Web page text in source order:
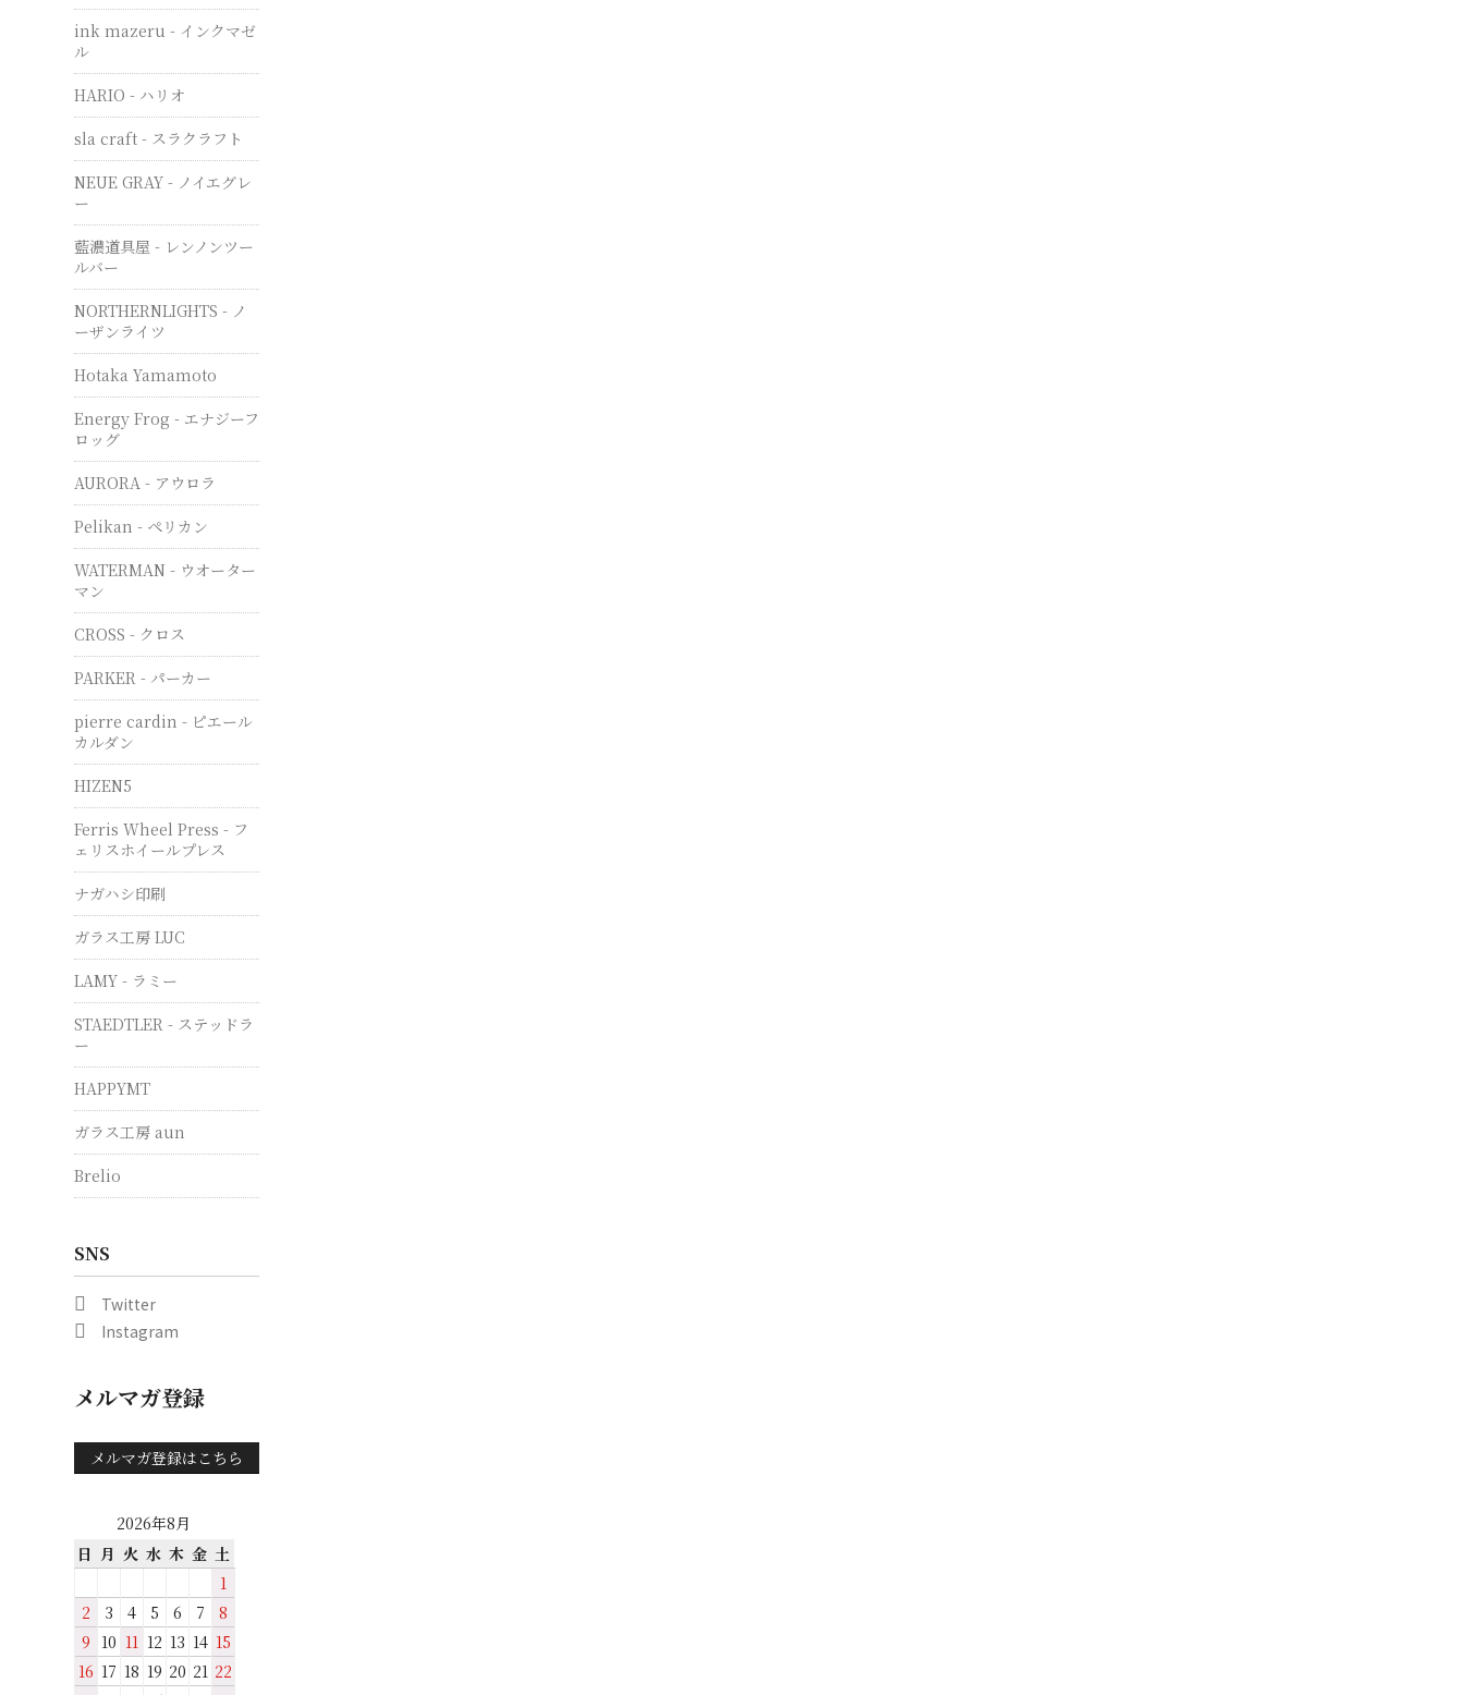
ink mazeru - インクマゼ
ル
HARIO - ハリオ
sla craft - スラクラフト
NEUE GRAY - ノイエグレ
ー
藍濃道具屋 - レンノンツー
ルバー
NORTHERNLIGHTS - ノ
ーザンライツ
Hotaka Yamamoto
Energy Frog - エナジーフ
ロッグ
AURORA - アウロラ
Pelikan - ペリカン
WATERMAN - ウオーター
マン
CROSS - クロス
PARKER - パーカー
pierre cardin - ピエール
カルダン
HIZEN5
Ferris Wheel Press - フ
ェリスホイールプレス
ナガハシ印刷
ガラス工房 LUC
LAMY - ラミー
STAEDTLER - ステッドラ
ー
HAPPYMT
ガラス工房 aun
Brelio
SNS
Twitter
Instagram
メルマガ登録
メルマガ登録はこちら
2026年8月
日 月 火 水 木 金 土
1
2
3 4 5 6 7
8
9 10 11 12 13 14 15
16 17 18 19 20 21 22